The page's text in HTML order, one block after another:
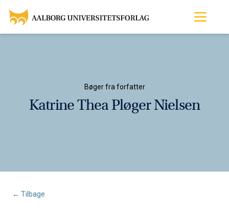
Bøger fra forfatter
Katrine Thea Pløger Nielsen
← Tilbage